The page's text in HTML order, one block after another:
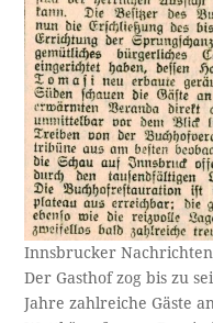
Innsbrucker
Der Gasthof zog bis zu
Jahre zahlreiche Gäste